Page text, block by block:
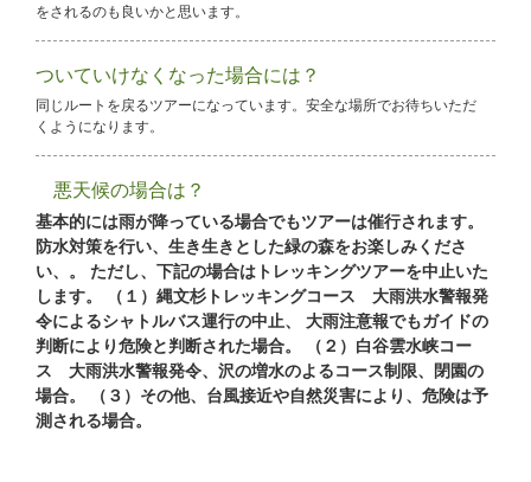
をされるのも良いかと思います。
ついていけなくなった場合には？
同じルートを戻るツアーになっています。安全な場所でお待ちいただ
くようになります。
悪天候の場合は？
基本的には雨が降っている場合でもツアーは催行されます。
防水対策を行い、生き生きとした緑の森をお楽しみくださ
い、。
ただし、下記の場合はトレッキングツアーを中止いた
します。
（１）縄文杉トレッキングコース 大雨洪水警報発
令によるシャトルバス運行の中止、
大雨注意報でもガイドの
判断により危険と判断された場合。
（２）白谷雲水峡コー
ス 大雨洪水警報発令、沢の増水のよるコース制限、閉園の
場合。
（３）その他、台風接近や自然災害により、危険は予
測される場合。